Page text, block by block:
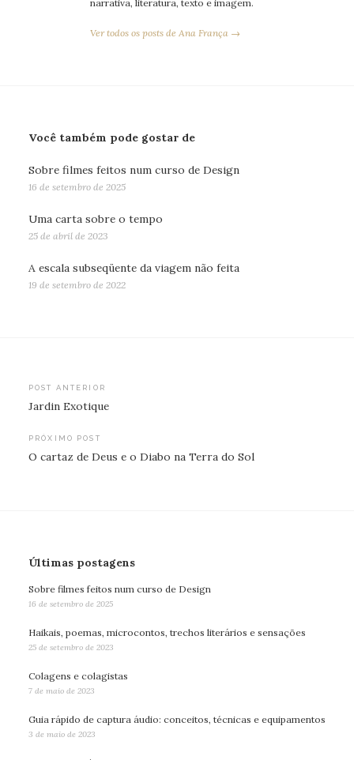
narrativa, literatura, texto e imagem.
Ver todos os posts de Ana França →
Você também pode gostar de
Sobre filmes feitos num curso de Design
16 de setembro de 2025
Uma carta sobre o tempo
25 de abril de 2023
A escala subseqüente da viagem não feita
19 de setembro de 2022
Navegação
de
Post
POST ANTERIOR
Jardin Exotique
PRÓXIMO POST
O cartaz de Deus e o Diabo na Terra do Sol
Últimas postagens
Sobre filmes feitos num curso de Design
16 de setembro de 2025
Haikais, poemas, microcontos, trechos literários e sensações
25 de setembro de 2023
Colagens e colagistas
7 de maio de 2023
Guia rápido de captura áudio: conceitos, técnicas e equipamentos
3 de maio de 2023